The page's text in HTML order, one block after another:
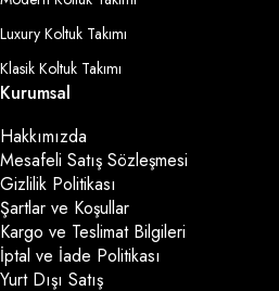
Luxury Koltuk Takımı
Klasik Koltuk Takımı
Kurumsal
Hakkımızda
Mesafeli Satış Sözleşmesi
Gizlilik Politikası
Şartlar ve Koşullar
Kargo ve Teslimat Bilgileri
İptal ve İade Politikası
Yurt Dışı Satış